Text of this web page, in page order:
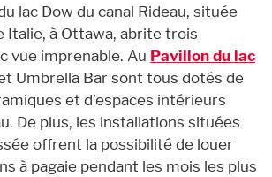
lac Dow du canal Rideau, située
Italie, à Ottawa, abrite trois
vue imprenable. Au Pavillon du lac
Umbrella Bar sont tous dotés de
et d’espaces intérieurs
De plus, les installations situées
offrent la possibilité de louer
à pagaie pendant les mois les plus